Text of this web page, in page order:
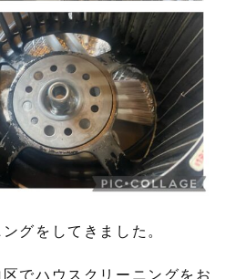
グをしてきました。
でハウスクリーニングをお